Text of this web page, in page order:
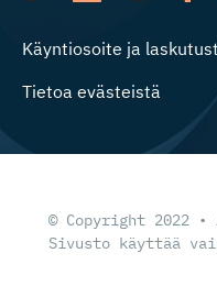
Käyntiosoite ja
Tietoa evästeistä
© Copyright 2022
Sivusto käyttää